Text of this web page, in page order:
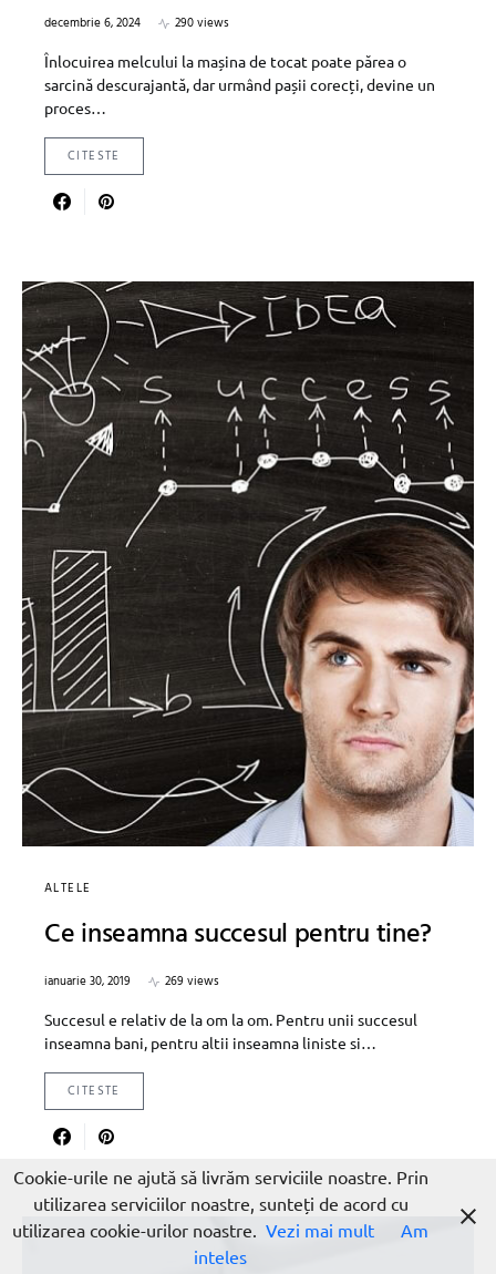
decembrie 6, 2024
290 views
Înlocuirea melcului la mașina de tocat poate părea o
sarcină descurajantă, dar urmând pașii corecți, devine un
proces…
CITESTE
ALTELE
Ce inseamna succesul pentru tine?
ianuarie 30, 2019
269 views
Succesul e relativ de la om la om. Pentru unii succesul
inseamna bani, pentru altii inseamna liniste si…
CITESTE
Cookie-urile ne ajută să livrăm serviciile noastre. Prin
utilizarea serviciilor noastre, sunteți de acord cu
utilizarea cookie-urilor noastre. Vezi mai mult
Am
inteles